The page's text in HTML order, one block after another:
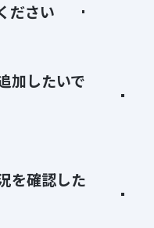
ださい
加したいで
を確認した